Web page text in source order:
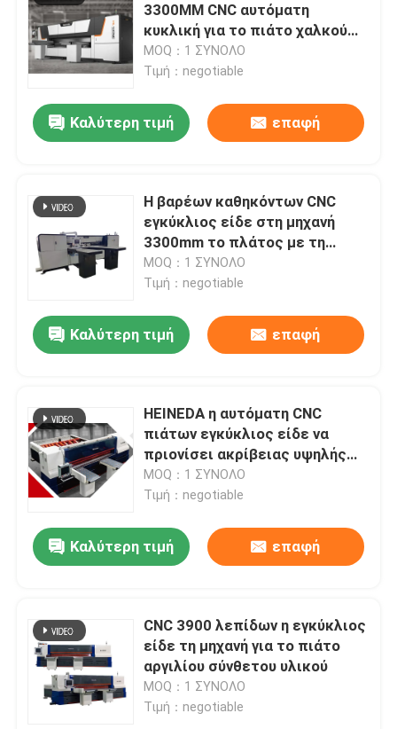
3300MM CNC αυτόματη
κυκλική για το πιάτο χαλκού
που πριονίζει HL-10CNC
MOQ：1 ΣΥΝΟΛΟ
Τιμή：negotiable
Καλύτερη τιμή επαφή
Η βαρέων καθηκόντων CNC
εγκύκλιος είδε στη μηχανή
3300mm το πλάτος με τη
σερβο μηχανή σίτισης 3
MOQ：1 ΣΥΝΟΛΟ
Τιμή：negotiable
Καλύτερη τιμή επαφή
HEINEDA η αυτόματη CNC
πιάτων εγκύκλιος είδε να
πριονίσει ακρίβειας υψηλής
ταχύτητας μηχανών
MOQ：1 ΣΥΝΟΛΟ
Τιμή：negotiable
Καλύτερη τιμή επαφή
CNC 3900 λεπίδων η εγκύκλιος
είδε τη μηχανή για το πιάτο
αργιλίου σύνθετου υλικού
MOQ：1 ΣΥΝΟΛΟ
Τιμή：negotiable